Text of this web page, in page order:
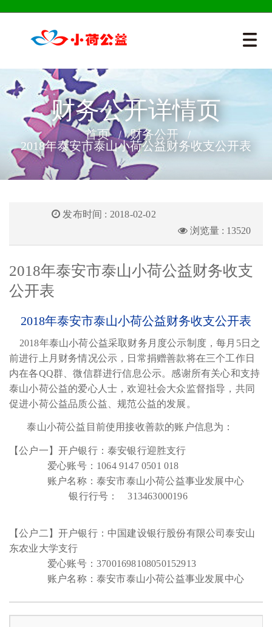
财务公开详情页
首页
财务公开
2018年泰安市泰山小荷公益财务收支公开表
发布时间 : 2018-02-02
浏览量 : 13520
2018年泰安市泰山小荷公益财务收支
公开表
2018年泰安市泰山小荷公益财务收支公开表
2018年泰山小荷公益采取财务月度公示制度，每月5日之
前进行上月财务情况公示，日常捐赠善款将在三个工作日
内在各QQ群、微信群进行信息公示。感谢所有关心和支持
泰山小荷公益的爱心人士，欢迎社会大众监督指导，共同
促进小荷公益品质公益、规范公益的发展。
泰山小荷公益目前使用接收善款的账户信息为：
【公户一】开户银行：泰安银行迎胜支行
爱心账号： 1064 9147 0501 018
账户名称：泰安市泰山小荷公益事业发展中心
银行行号：
313463000196
【公户二】开户银行：中国建设银行股份有限公司泰安山
东农业大学支行
爱心账号： 37001698108050152913
账户名称：泰安市泰山小荷公益事业发展中心